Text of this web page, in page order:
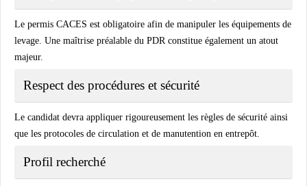
Le permis CACES est obligatoire afin de manipuler les équipements de
levage. Une maîtrise préalable du PDR constitue également un atout
majeur.
Respect des procédures et sécurité
Le candidat devra appliquer rigoureusement les règles de sécurité ainsi
que les protocoles de circulation et de manutention en entrepôt.
Profil recherché